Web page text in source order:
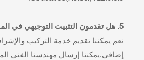
5. هل تقدمون التثبيت التوجيهي في الموقع في الخارج؟
نعم يمكننا تقديم خدمة التركيب
إضافي.يمكننا إرسال مهندسنا الفني